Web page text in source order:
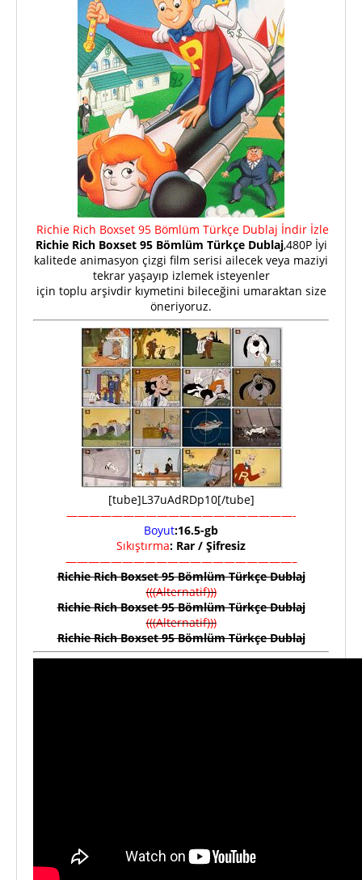
Richie Rich Boxset 95 Bömlüm Türkçe Dublaj İndir İzle
Richie Rich Boxset 95 Bömlüm Türkçe Dublaj,480P İyi
kalitede animasyon çizgi film serisi ailecek veya maziyi
tekrar yaşayıp izlemek isteyenler
için toplu arşivdir kıymetini bileceğini umaraktan size
öneriyoruz.
[tube]L37uAdRDp10[/tube]
————————————————————-
Boyut:16.5-gb
Sıkıştırma: Rar / Şifresiz
————————————————————–
Richie Rich Boxset 95 Bömlüm Türkçe Dublaj
(((Alternatif)))
Richie Rich Boxset 95 Bömlüm Türkçe Dublaj
(((Alternatif)))
Richie Rich Boxset 95 Bömlüm Türkçe Dublaj